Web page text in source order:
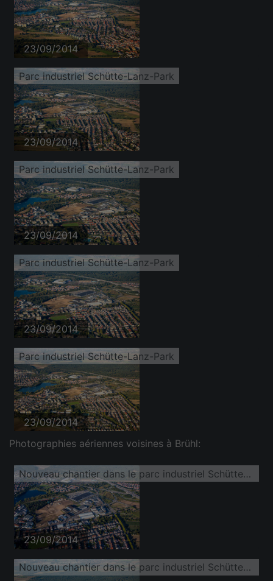
23/09/2014
Parc industriel Schütte-Lanz-Park
23/09/2014
Parc industriel Schütte-Lanz-Park
23/09/2014
Parc industriel Schütte-Lanz-Park
23/09/2014
Parc industriel Schütte-Lanz-Park
23/09/2014
Photographies aériennes voisines à Brühl:
Nouveau chantier dans le parc industriel Schütte-Lanz-Park
23/09/2014
Nouveau chantier dans le parc industriel Schütte-Lanz-Park